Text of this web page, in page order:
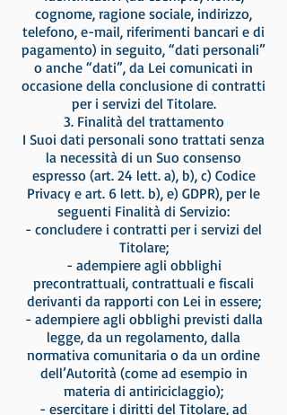
cognome, ragione sociale, indirizzo,
telefono, e-mail, riferimenti bancari e di
pagamento) in seguito, “dati personali”
o anche “dati”, da Lei comunicati in
occasione della conclusione di contratti
per i servizi del Titolare.
3. Finalità del trattamento
I Suoi dati personali sono trattati senza
la necessità di un Suo consenso
espresso (art. 24 lett. a), b), c) Codice
Privacy e art. 6 lett. b), e) GDPR), per le
seguenti Finalità di Servizio:
- concludere i contratti per i servizi del
Titolare;
- adempiere agli obblighi
precontrattuali, contrattuali e fiscali
derivanti da rapporti con Lei in essere;
- adempiere agli obblighi previsti dalla
legge, da un regolamento, dalla
normativa comunitaria o da un ordine
dell’Autorità (come ad esempio in
materia di antiriciclaggio);
- esercitare i diritti del Titolare, ad